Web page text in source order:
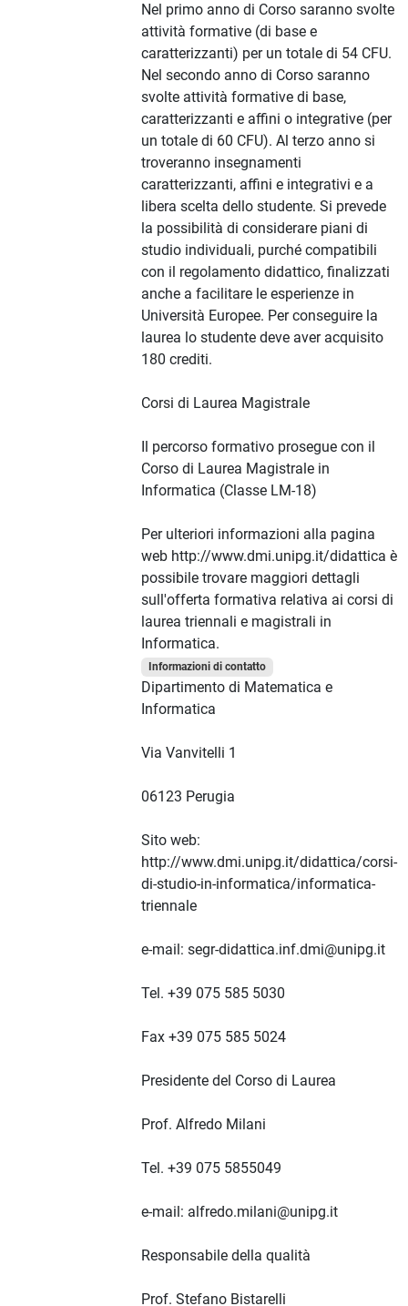
Nel primo anno di Corso saranno svolte
attività formative (di base e
caratterizzanti) per un totale di 54 CFU.
Nel secondo anno di Corso saranno
svolte attività formative di base,
caratterizzanti e affini o integrative (per
un totale di 60 CFU). Al terzo anno si
troveranno insegnamenti
caratterizzanti, affini e integrativi e a
libera scelta dello studente. Si prevede
la possibilità di considerare piani di
studio individuali, purché compatibili
con il regolamento didattico, finalizzati
anche a facilitare le esperienze in
Università Europee. Per conseguire la
laurea lo studente deve aver acquisito
180 crediti.
Corsi di Laurea Magistrale
Il percorso formativo prosegue con il
Corso di Laurea Magistrale in
Informatica (Classe LM-18)
Per ulteriori informazioni alla pagina
web http://www.dmi.unipg.it/didattica è
possibile trovare maggiori dettagli
sull'offerta formativa relativa ai corsi di
laurea triennali e magistrali in
Informatica.
Informazioni di contatto
Dipartimento di Matematica e
Informatica
Via Vanvitelli 1
06123 Perugia
Sito web:
http://www.dmi.unipg.it/didattica/corsi-
di-studio-in-informatica/informatica-
triennale
e-mail: segr-didattica.inf.dmi@unipg.it
Tel. +39 075 585 5030
Fax +39 075 585 5024
Presidente del Corso di Laurea
Prof. Alfredo Milani
Tel. +39 075 5855049
e-mail: alfredo.milani@unipg.it
Responsabile della qualità
Prof. Stefano Bistarelli